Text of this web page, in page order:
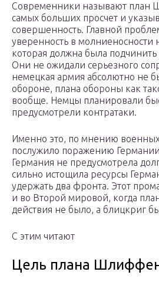
Современники называют план
самых больших просчет и
совершенность. Главной
уверенность в молниеносности
которая должна была
Они не ожидали серьезного
немецкая армия абсолютно не
обороне, плана обороны как
вообще. Немцы планировали
предусмотрели контратаки.
Именно это, по мнению
послужило поражению
Германия не предусмотрела
сильно истощила ресурсы
удержать два фронта. Этот
и во Второй мировой, когда
действия не было, а блицкриг
С этим читают
Цель плана